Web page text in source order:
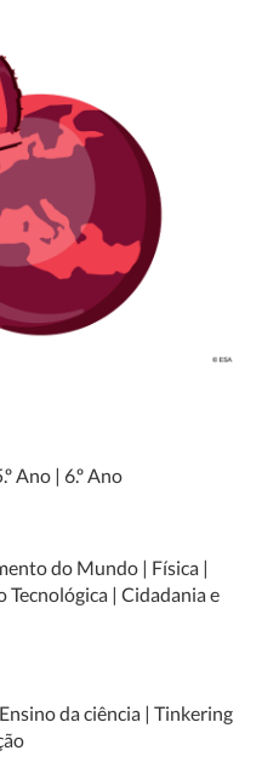
Ano | 6.º Ano
do Mundo | Física |
Tecnológica | Cidadania e
Ensino da ciência | Tinkering